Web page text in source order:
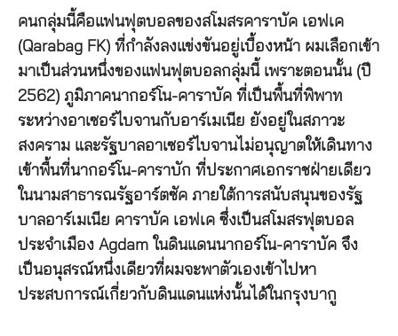
คนกลุ่มนี้คือแฟนฟุตบอลของสโมสรคาราบัค เอฟเค
(Qarabag FK) ที่กำลังลงแข่งขันอยู่เบื้องหน้า ผมเลือกเข้า
มาเป็นส่วนหนึ่งของแฟนฟุตบอลกลุ่มนี้ เพราะตอนนั้น (ปี
2562) ภูมิภาคนากอร์โน-คาราบัค ที่เป็นพื้นที่พิพาท
ระหว่างอาเซอร์ไบจานกับอาร์เมเนีย ยังอยู่ในสภาวะ
สงคราม และรัฐบาลอาเซอร์ไบจานไม่อนุญาตให้เดินทาง
เข้าพื้นที่นากอร์โน-คาราบัก ที่ประกาศเอกราชฝ่ายเดียว
ในนามสาธารณรัฐอาร์ตซัค ภายใต้การสนับสนุนของรัฐ
บาลอาร์เมเนีย คาราบัค เอฟเค ซึ่งเป็นสโมสรฟุตบอล
ประจำเมือง Agdam ในดินแดนนากอร์โน-คาราบัค จึง
เป็นอนุสรณ์หนึ่งเดียวที่ผมจะพาตัวเองเข้าไปหา
ประสบการณ์เกี่ยวกับดินแดนแห่งนั้นได้ในกรุงบากู